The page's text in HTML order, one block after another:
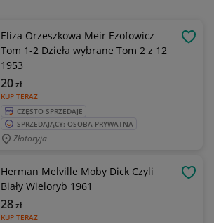
Eliza Orzeszkowa Meir Ezofowicz
Tom 1-2 Dzieła wybrane Tom 2 z 12
1953
KUP TERAZ
20zł
CZĘSTO SPRZEDAJE
SPRZEDAJĄCY: OSOBA PRYWATNA
Złotoryja
Herman Melville Moby Dick Czyli
Biały Wieloryb 1961
KUP TERAZ
28zł